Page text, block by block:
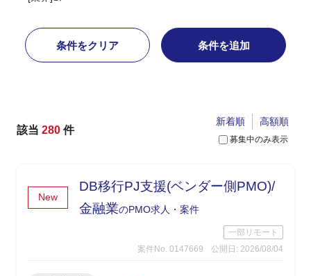
条件をクリア 条件を追加
該当 280 件
募集中のみ表示
新着順 高額順
New
DB移行PJ支援(ベンダー側PMO)/
金融業のPMO求人・案件
一部リモート
案件No. 0147669
公開日: 2026/08/04